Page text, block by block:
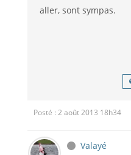
aller, sont sympas.
Posté : 2 août 2013 18h34
Valayé